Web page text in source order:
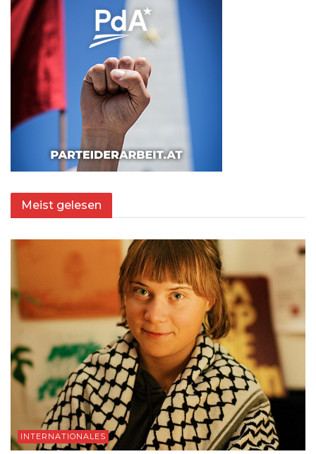
Meist gelesen
INTERNATIONALES